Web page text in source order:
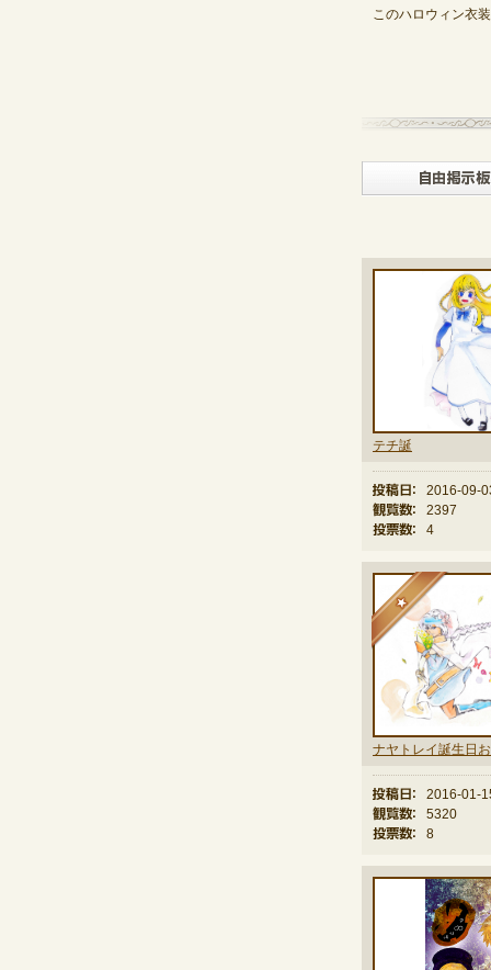
このハロウィン衣
テチ誕
投稿日：
2016-09-
観覧数：
2397
投票数：
4
投稿日：
2016-01-
観覧数：
5320
投票数：
8